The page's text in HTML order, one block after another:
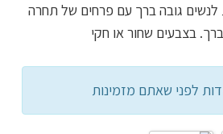
הוא:
₪528.00.
גובה ברך עם פרחים של תחרה
בצבעים שחור או חקי
לפני שאתם מזמינות